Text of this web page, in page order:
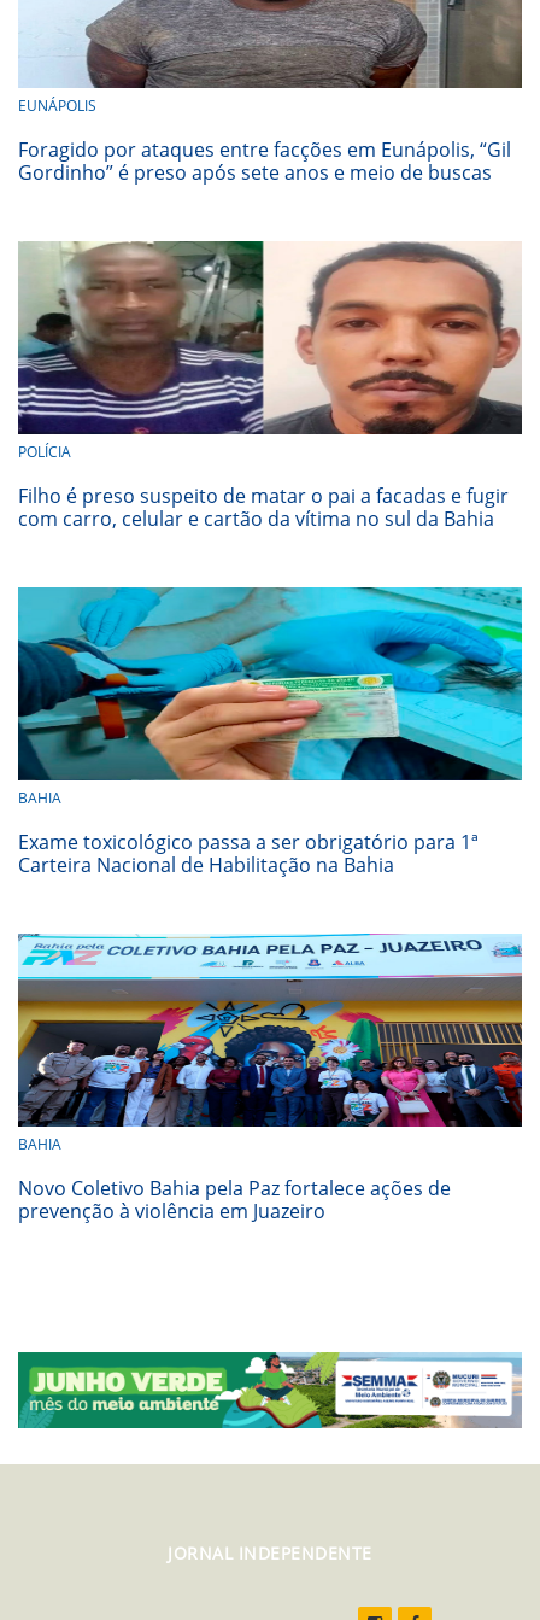
EUNÁPOLIS
Foragido por ataques entre facções em Eunápolis, “Gil
Gordinho” é preso após sete anos e meio de buscas
POLÍCIA
Filho é preso suspeito de matar o pai a facadas e fugir
com carro, celular e cartão da vítima no sul da Bahia
BAHIA
Exame toxicológico passa a ser obrigatório para 1ª
Carteira Nacional de Habilitação na Bahia
BAHIA
Novo Coletivo Bahia pela Paz fortalece ações de
prevenção à violência em Juazeiro
JORNAL INDEPENDENTE